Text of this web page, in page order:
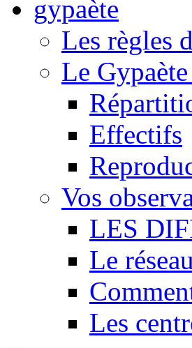
Les règles
Le
Effectifs
Vos
LES
Le
Les